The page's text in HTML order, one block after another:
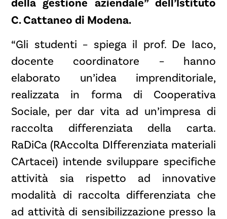
C. Cattaneo di Modena.
“Gli studenti – spiega il prof. De Iaco,
docente coordinatore – hanno
elaborato un’idea imprenditoriale,
realizzata in forma di Cooperativa
Sociale, per dar vita ad un’impresa di
raccolta differenziata della carta.
RaDiCa (RAccolta DIfferenziata materiali
CArtacei) intende sviluppare specifiche
attività sia rispetto ad innovative
modalità di raccolta differenziata che
ad attività di sensibilizzazione presso la